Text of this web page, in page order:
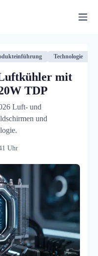
Technologie
mit
TDP
Luft- und
und
Uhr